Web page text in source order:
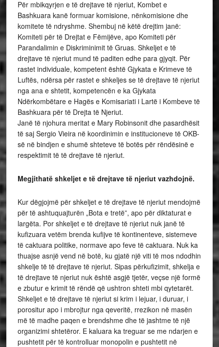
Për mbikqyrjen e të drejtave të njeriut, Kombet e
Bashkuara kanë formuar komisione, nënkomisione dhe
komitete të ndryshme. Shembuj në këtë drejtim janë:
Komiteti për të Drejtat e Fëmijëve, apo Komiteti për
Parandalimin e Diskriminimit të Gruas. Shkeljet e të
drejtave të njeriut mund të paditen edhe para gjyqit. Për
rastet individuale, kompetent është Gjykata e Krimeve të
Luftës, ndërsa për rastet e shkeljes se të drejtave të njeriut
nga ana e shtetit, kompetencën e ka Gjykata
Ndërkombëtare e Hagës e Komisariati i Lartë i Kombeve të
Bashkuara për të Drejta të Njeriut.
Janë të njohura meritat e Mary Robinsonit dhe pasardhësit
të saj Sergio Vieira në koordinimin e institucioneve të OKB-
së në bindjen e shumë shteteve të botës për rëndësinë e
respektimit të të drejtave të njeriut.
Megjithatë shkeljet e të drejtave të njeriut vazhdojnë.
Kur dëgjojmë për shkeljet e të drejtave të njeriut mendojmë
për të ashtuquajturën „Bota e tretë”, apo për diktaturat e
largëta. Por shkeljet e të drejtave të njeriut nuk janë të
kufizuara vetëm brenda kufijve të kontinenteve, sistemeve
të caktuara politike, normave apo feve të caktuara. Nuk ka
thuajse asnjë vend në botë, ku gjatë një viti të mos ndodhin
shkelje të të drejtave të njeriut. Sipas përkufizimit, shkelja e
të drejtave të njeriut nuk është asgjë tjetër, veçse një formë
e zbutur e krimit të rëndë që ushtron shteti mbi qytetarët.
Shkeljet e të drejtave të njeriut si krim i lejuar, i duruar, i
porositur apo i mbrojtur nga qeveritë, rrezikon në masën
më të madhe paqen e brendshme dhe të jashtme të një
organizimi shtetëror. E kaluara ka treguar se me ndarjen e
pushtetit për të kontrolluar monopolin e pushtetit në